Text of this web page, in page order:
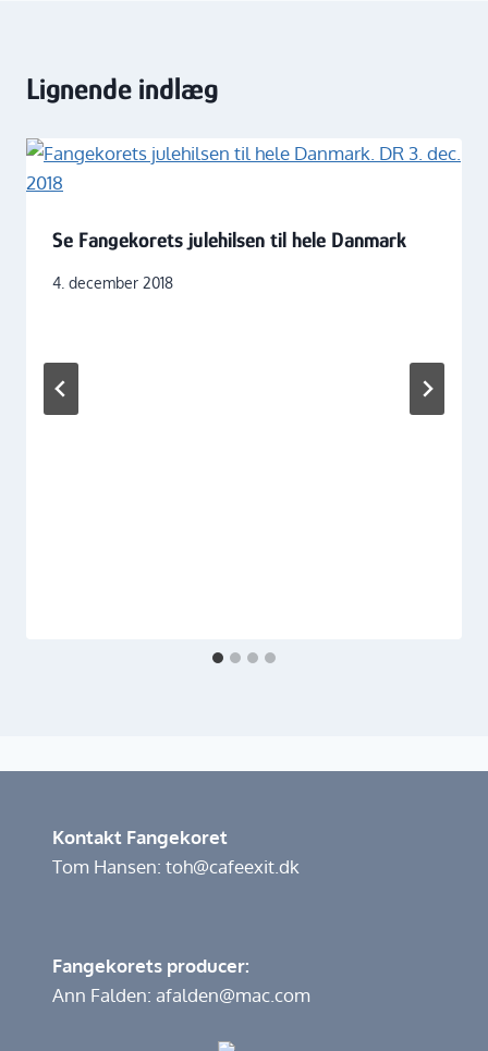
Lignende indlæg
Se Fangekorets julehilsen til hele Danmark
4. december 2018
Kontakt Fangekoret
Tom Hansen: toh@cafeexit.dk
Fangekorets producer:
Ann Falden: afalden@mac.com